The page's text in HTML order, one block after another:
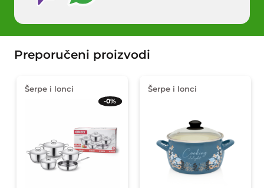
Preporučeni proizvodi
Šerpe i lonci
-0%
Šerpe i lonci